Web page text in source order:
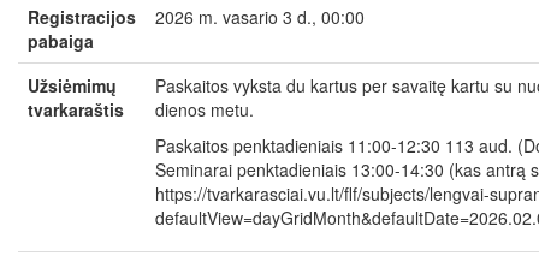
Registracijos
pabaiga
2026 m. vasario 3 d., 00:00
Užsiėmimų
tvarkaraštis
Paskaitos vyksta du kartus per savaitę kartu su
dienos metu.
Paskaitos penktadieniais 11:00-12:30 113 aud.
Seminarai penktadieniais 13:00-14:30 (kas antrą
https://tvarkarasciai.vu.lt/flf/subjects/lengvai-